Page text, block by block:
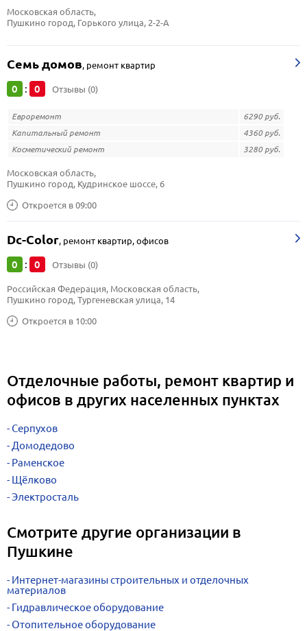
Московская область,
Пушкино город, Горького улица, 2-2-А
Семь домов, ремонт квартир
0 : 0 Отзывы (0)
Евроремонт
6290 руб.
Капитальный ремонт
4360 руб.
Косметический ремонт
3280 руб.
Откроется в 09:00
Московская область,
Пушкино город, Кудринское шоссе, 6
Dc-Color, ремонт квартир, офисов
0 : 0 Отзывы (0)
Откроется в 10:00
Российская Федерация, Московская область,
Пушкино город, Тургеневская улица, 14
Отделочные работы, ремонт квартир и
офисов в других населенных пунктах
Серпухов
Домодедово
Раменское
Щёлково
Электросталь
Смотрите другие организации в
Пушкине
Интернет-магазины строительных и отделочных
материалов
Гидравлическое оборудование
Отопительное оборудование